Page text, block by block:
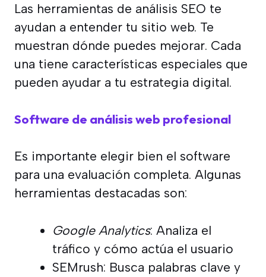
Las herramientas de análisis SEO te
ayudan a entender tu sitio web. Te
muestran dónde puedes mejorar. Cada
una tiene características especiales que
pueden ayudar a tu estrategia digital.
Software de análisis web profesional
Es importante elegir bien el software
para una evaluación completa. Algunas
herramientas destacadas son:
Google Analytics: Analiza el
tráfico y cómo actúa el usuario
SEMrush: Busca palabras clave y